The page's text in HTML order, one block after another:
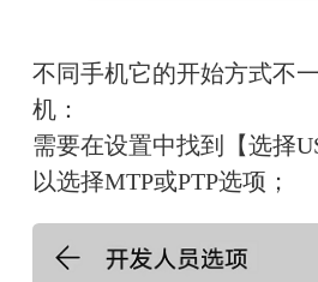
不同手机它的开始方式不
机：
需要在设置中找到【选择
以选择MTP或PTP选项；